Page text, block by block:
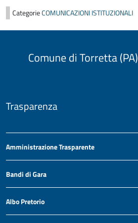
CategorieCOMUNICAZIONI ISTITUZIONALI
Comune di Torretta (PA)
Trasparenza
Amministrazione Trasparente
Bandi di Gara
Albo Pretorio